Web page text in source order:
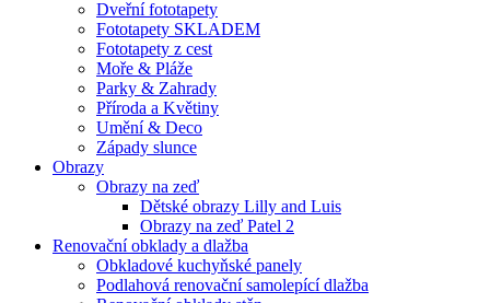
Dveřní fototapety
Fototapety SKLADEM
Fototapety z cest
Moře & Pláže
Parky & Zahrady
Příroda a Květiny
Umění & Deco
Západy slunce
Obrazy
Obrazy na zeď
Dětské obrazy Lilly and Luis
Obrazy na zeď Patel 2
Renovační obklady a dlažba
Obkladové kuchyňské panely
Podlahová renovační samolepící dlažba